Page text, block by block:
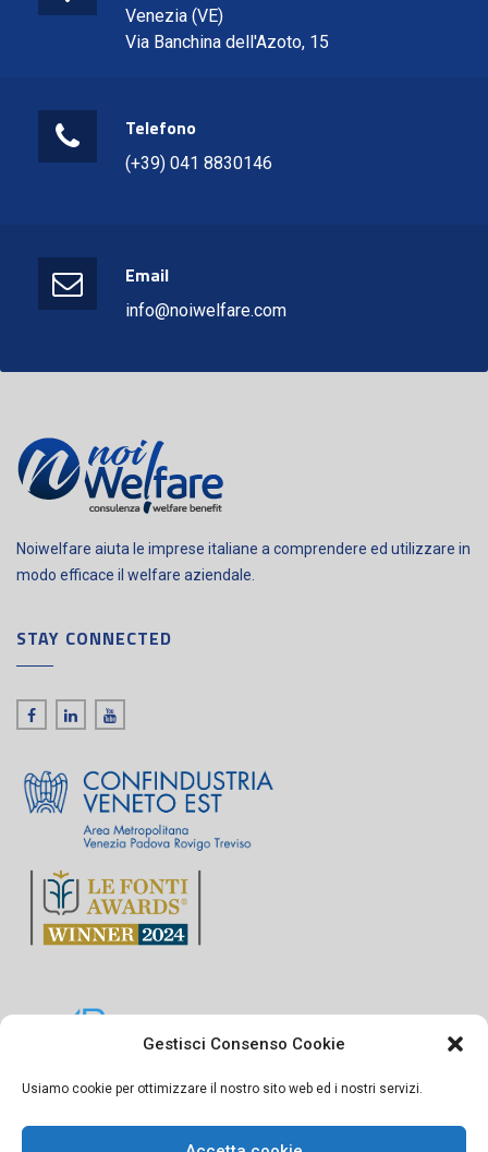
Gestisci Consenso Cookie
Usiamo cookie per ottimizzare il nostro sito web ed i nostri servizi.
Venezia (VE)
Via Banchina dell'Azoto, 15
Telefono
(+39) 041 8830146
Email
info@noiwelfare.com
Noiwelfare aiuta le imprese italiane a comprendere ed utilizzare in
modo efficace il welfare aziendale.
STAY CONNECTED